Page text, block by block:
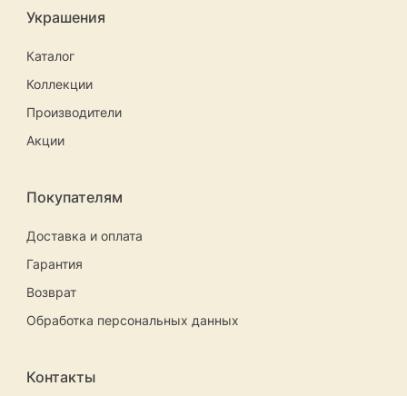
Украшения
Каталог
Коллекции
Производители
Акции
Покупателям
Доставка и оплата
Гарантия
Возврат
Обработка персональных данных
Контакты